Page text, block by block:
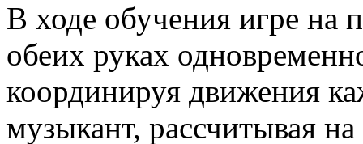
В ходе обучения игре на
обеих руках
координируя движения
музыкант, рассчитывая